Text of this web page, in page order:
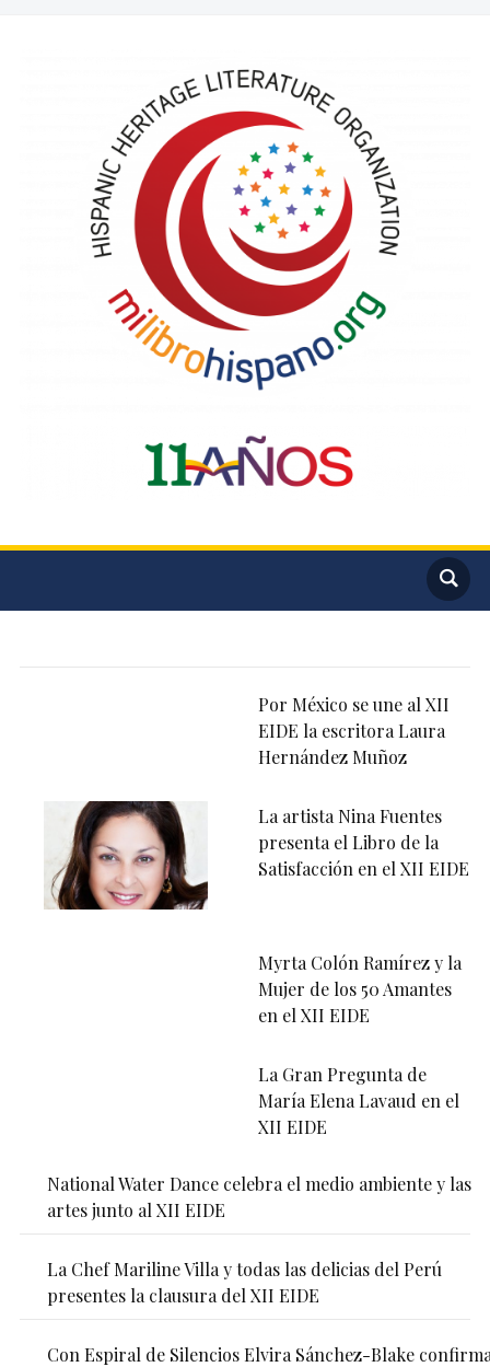
Por México se une al XII
EIDE la escritora Laura
Hernández Muñoz
La artista Nina Fuentes
presenta el Libro de la
Satisfacción en el XII EIDE
Myrta Colón Ramírez y la
Mujer de los 50 Amantes
en el XII EIDE
La Gran Pregunta de
María Elena Lavaud en el
XII EIDE
National Water Dance celebra el medio ambiente y las
artes junto al XII EIDE
La Chef Mariline Villa y todas las delicias del Perú
presentes la clausura del XII EIDE
Con Espiral de Silencios Elvira Sánchez-Blake